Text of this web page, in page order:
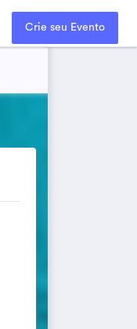
Crie seu Evento